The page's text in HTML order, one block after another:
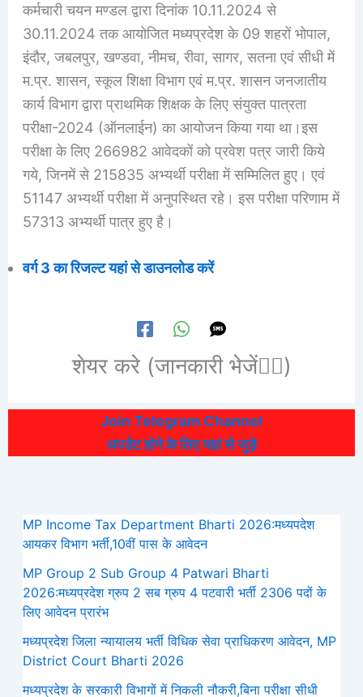
कर्मचारी चयन मण्डल द्वारा दिनांक 10.11.2024 से
30.11.2024 तक आयोजित मध्यप्रदेश के 09 शहरों भोपाल,
इंदौर, जबलपुर, खण्डवा, नीमच, रीवा, सागर, सतना एवं सीधी में
म.प्र. शासन, स्कूल शिक्षा विभाग एवं म.प्र. शासन जनजातीय
कार्य विभाग द्वारा प्राथमिक शिक्षक के लिए संयुक्त पात्रता
परीक्षा-2024 (ऑनलाईन) का आयोजन किया गया था।इस
परीक्षा के लिए 266982 आवेदकों को प्रवेश पत्र जारी किये
गये, जिनमें से 215835 अभ्यर्थी परीक्षा में सम्मिलित हुए। एवं
51147 अभ्यर्थी परीक्षा में अनुपस्थित रहे। इस परीक्षा परिणाम में
57313 अभ्यर्थी पात्र हुए है।
वर्ग 3 का रिजल्ट यहां से डाउनलोड करें
शेयर करे (जानकारी भेजें👆🏻)
Join Telegram Channel
अपडेट होने के लिए यहां से जुड़े
MP Income Tax Department Bharti 2026:मध्‍यपदेश
आयकर विभाग भर्ती,10वीं पास के आवेदन
MP Group 2 Sub Group 4 Patwari Bharti
2026:मध्यप्रदेश ग्रुप 2 सब ग्रुप 4 पटवारी भर्ती 2306 पदों के
लिए आवेदन प्रारंभ
मध्‍यप्रदेश जिला न्यायालय भर्ती विधिक सेवा प्राधिकरण आवेदन, MP
District Court Bharti 2026
मध्यप्रदेश के सरकारी विभागों में निकली नौकरी,बिना परीक्षा सीधी